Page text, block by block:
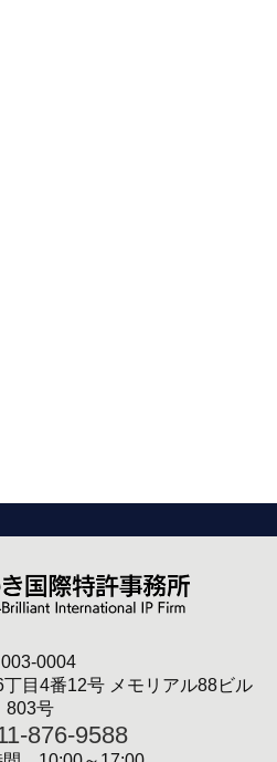
0004
目4番12号 メモリアル88ビル
803号
876-9588